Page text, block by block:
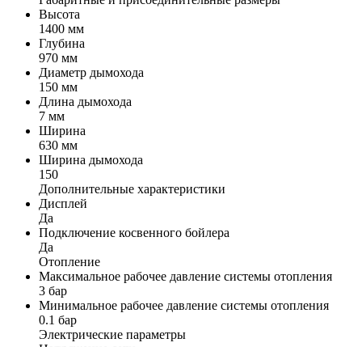
Высота
1400 мм
Глубина
970 мм
Диаметр дымохода
150 мм
Длина дымохода
7 мм
Ширина
630 мм
Ширина дымохода
150
Дополнительные характеристики
Дисплей
Да
Подключение косвенного бойлера
Да
Отопление
Максимальное рабочее давление системы отопления
3 бар
Минимальное рабочее давление системы отопления
0.1 бар
Электрические параметры